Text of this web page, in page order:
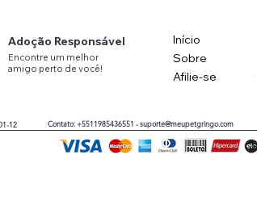
12 Contato: +5511985436551 -suporte@meupetgringo.com
Adoção Responsável
Encontre um melhor
amigo perto de você!
Início
Sobre
Afilie-se